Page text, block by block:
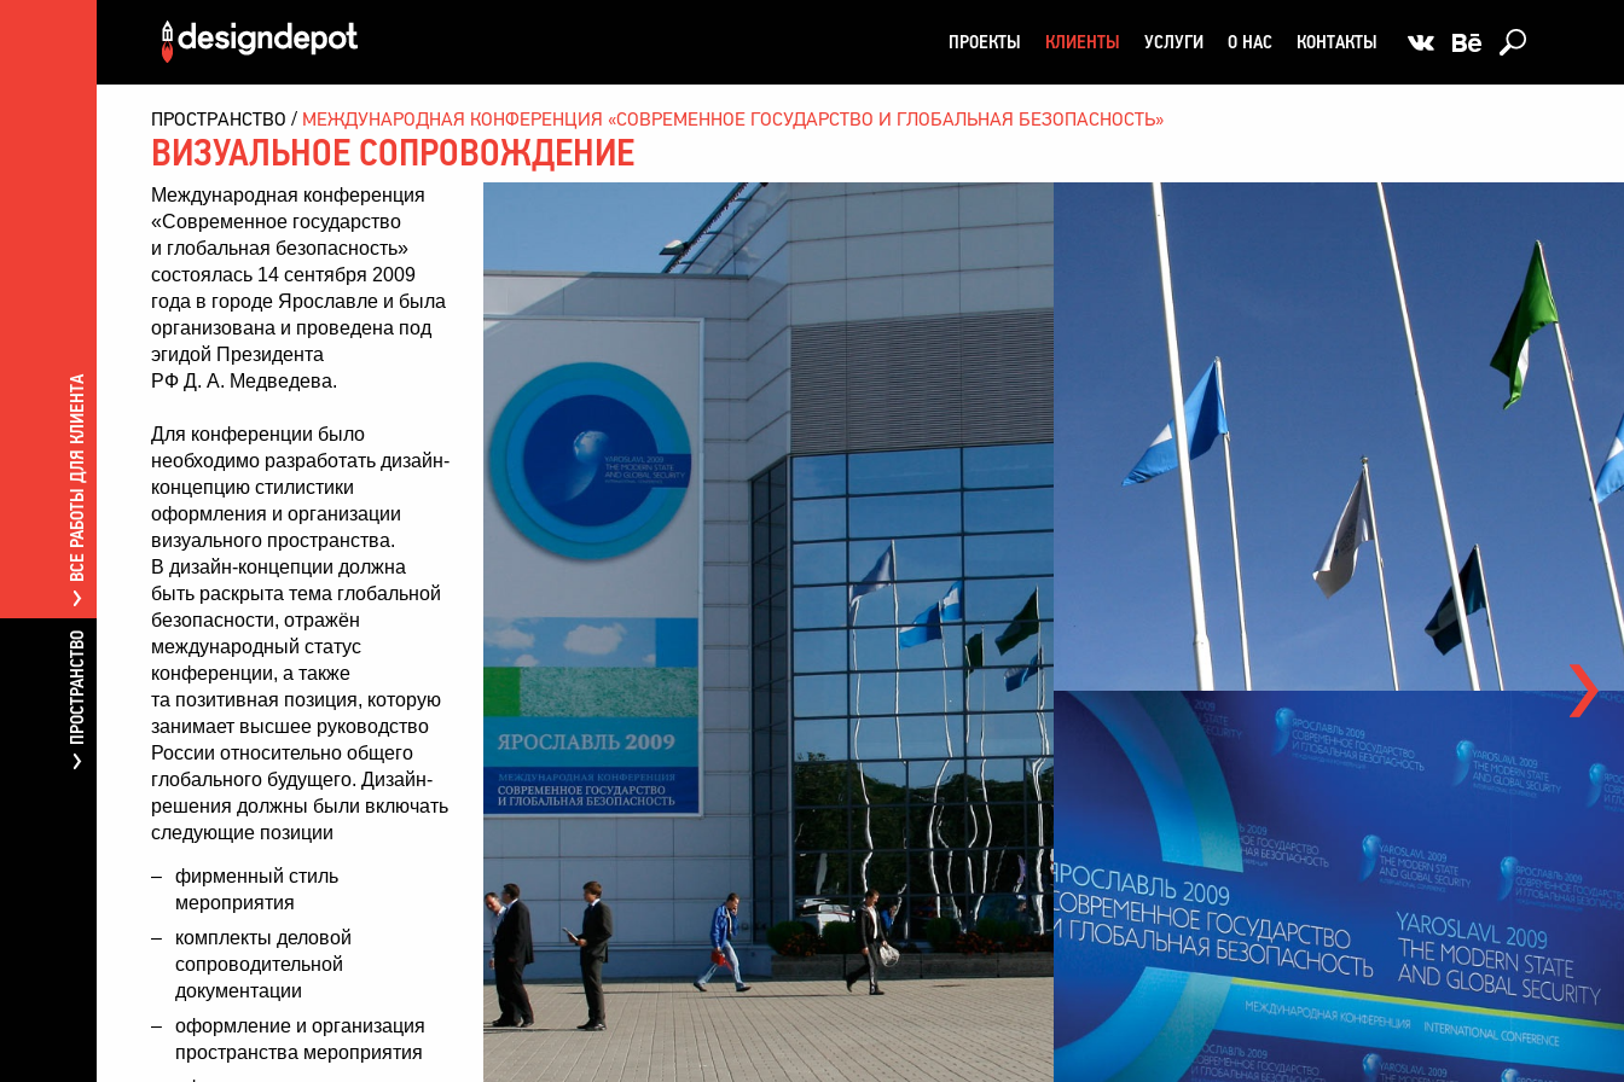
ПРОЕКТЫ КЛИЕНТЫ УСЛУГИ О НАС КОНТАКТЫ
ВСЕ РАБОТЫ ДЛЯ КЛИЕНТА
ПРОСТРАНСТВО
ПРОСТРАНСТВО МЕЖДУНАРОДНАЯ КОНФЕРЕНЦИЯ «СОВРЕМЕННОЕ ГОСУДАРСТВО И ГЛОБАЛЬНАЯ БЕЗОПАСНОСТЬ»
ВИЗУАЛЬНОЕ СОПРОВОЖДЕНИЕ
Международная конференция
«Современное государство
и глобальная безопасность»
состоялась 14 сентября 2009
года в городе Ярославле и была
организована и проведена под
эгидой Президента
РФ Д. А. Медведева.
Для конференции было
необходимо разработать дизайн-
концепцию стилистики
оформления и организации
визуального пространства.
В дизайн-концепции должна
быть раскрыта тема глобальной
безопасности, отражён
международный статус
конференции, а также
та позитивная позиция, которую
занимает высшее руководство
России относительно общего
глобального будущего. Дизайн-
решения должны были включать
следующие позиции
фирменный стиль
мероприятия
комплекты деловой
сопроводительной
документации
оформление и организация
пространства мероприятия